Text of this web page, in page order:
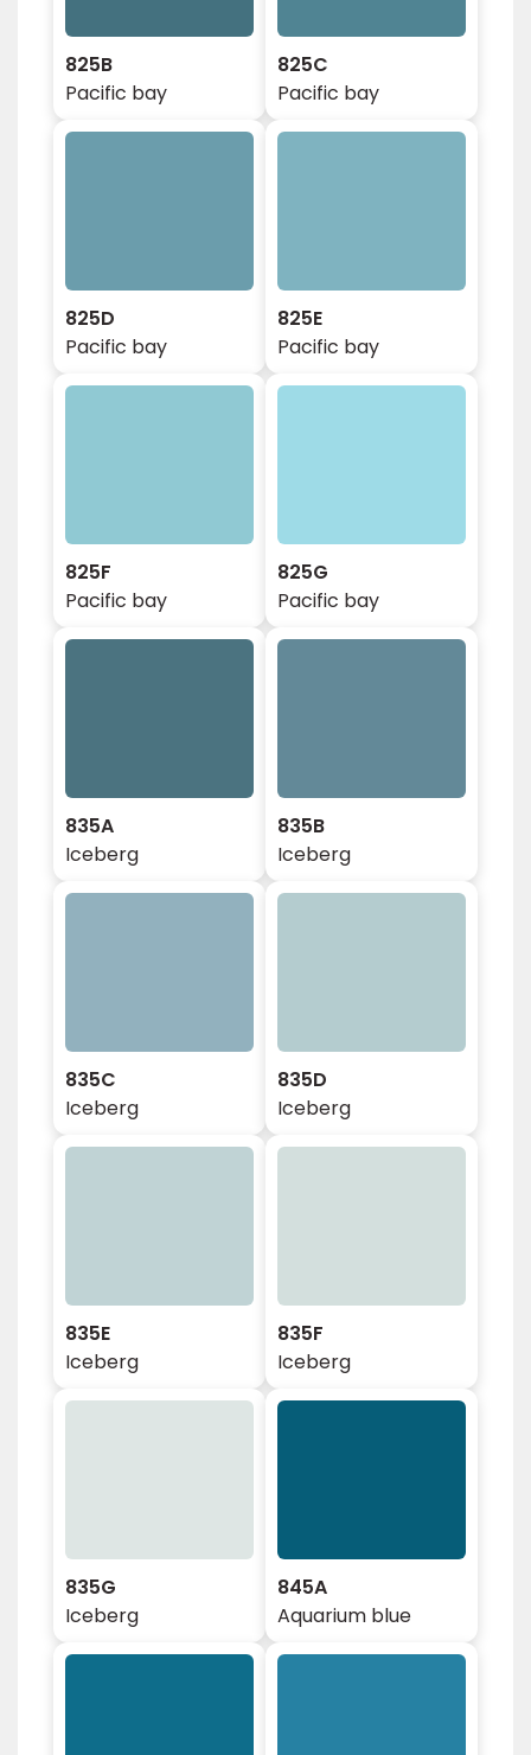
825B
Pacific bay
825C
Pacific bay
825D
Pacific bay
825E
Pacific bay
825F
Pacific bay
825G
Pacific bay
835A
Iceberg
835B
Iceberg
835C
Iceberg
835D
Iceberg
835E
Iceberg
835F
Iceberg
835G
Iceberg
845A
Aquarium blue